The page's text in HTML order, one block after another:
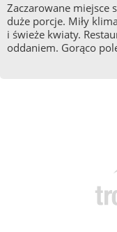
Zaczarowane miejsce
duże porcje. Miły
i świeże kwiaty.
oddaniem. Gorąco